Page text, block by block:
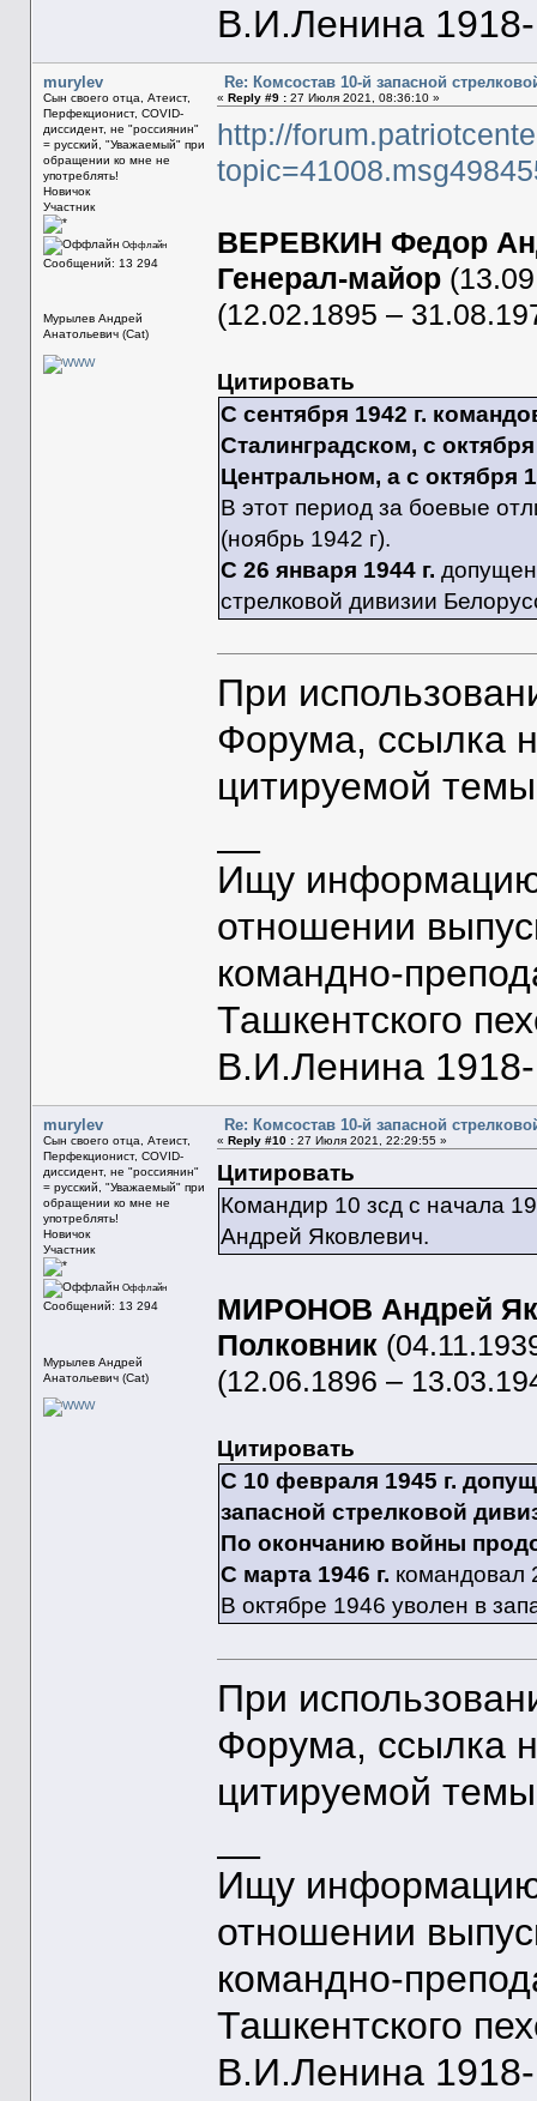
В.И.Ленина 1918-
murylev
Сын своего отца, Атеист,
Перфекционист, COVID-
диссидент, не "россиянин"
= русский, "Уважаемый" при
обращении ко мне не
употреблять!
Новичок
Участник
Оффлайн
Сообщений: 13 294
Мурылев Андрей
Анатольевич (Cat)
Re: Комсостав 10-й запасной
« Reply #9 :27 Июля 2021, 08:36:10 »
http://
ВЕРЕВКИН Федор
Генерал-майор
(12.02.1895 –
Цитировать
С сентября 1942 г.
Сталинградском, с
Центральном, а с октября
В этот период за боевые
(ноябрь 1942 г).
С 26 января 1944 г.
стрелковой дивизии
При
Форума, ссылка
цитируемой
Ищу информацию
отношении
командно-
Ташкентского
В.И.Ленина 1918-
murylev
Сын своего отца, Атеист,
Перфекционист, COVID-
диссидент, не "россиянин"
= русский, "Уважаемый" при
обращении ко мне не
употреблять!
Новичок
Участник
Оффлайн
Сообщений: 13 294
Мурылев Андрей
Анатольевич (Cat)
Re: Комсостав 10-й запасной
« Reply #10 :27 Июля 2021, 22:29:55 »
Цитировать
Командир 10 зсд с начала
Андрей Яковлевич.
МИРОНОВ Андрей
Полковник
(12.06.1896 –
Цитировать
С 10 февраля 1945 г.
запасной стрелковой
По окончанию войны
С марта 1946 г. командовал
В октябре 1946 уволен в
При
Форума, ссылка
цитируемой
Ищу информацию
отношении
командно-
Ташкентского
В.И.Ленина 1918-